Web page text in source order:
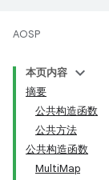
AOSP
本页内容
摘要
公共构造函数
公共方法
公共构造函数
MultiMap